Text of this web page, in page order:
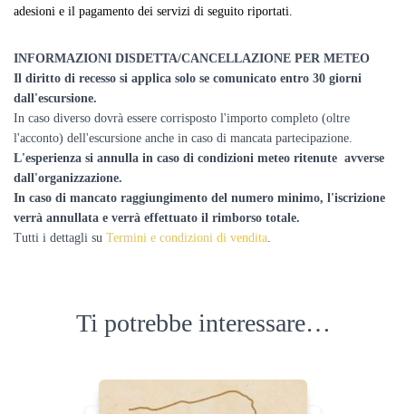
adesioni e il pagamento dei servizi di seguito riportati.
INFORMAZIONI DISDETTA/CANCELLAZIONE PER METEO
Il diritto di recesso si applica solo se comunicato entro 30 giorni
dall'escursione.
In caso diverso dovrà essere corrisposto l'importo completo (oltre
l'acconto) dell'escursione anche in caso di mancata partecipazione.
L'esperienza si annulla in caso di condizioni meteo ritenute avverse
dall'organizzazione.
In caso di mancato raggiungimento del numero minimo, l'iscrizione
verrà annullata e verrà effettuato il rimborso totale.
Tutti i dettagli su Termini e condizioni di vendita.
Ti potrebbe interessare…